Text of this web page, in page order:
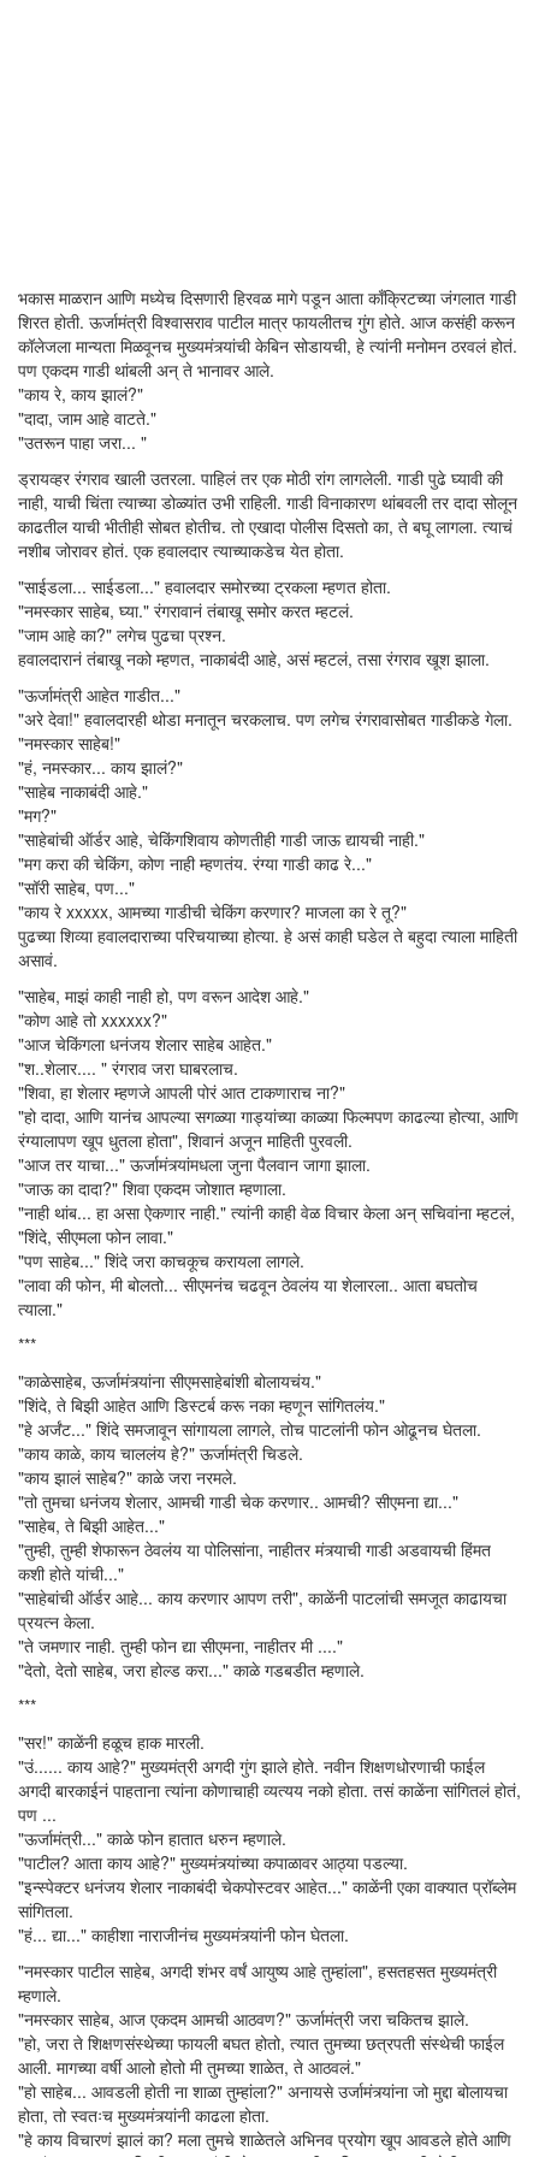
भकास माळरान आणि मध्येच दिसणारी हिरवळ मागे पडून आता काँक्रिटच्या जंगलात गाडी
शिरत होती. ऊर्जामंत्री विश्वासराव पाटील मात्र फायलीतच गुंग होते. आज कसंही करून
कॉलेजला मान्यता मिळवूनच मुख्यमंत्र्यांची केबिन सोडायची, हे त्यांनी मनोमन ठरवलं होतं.
पण एकदम गाडी थांबली अन् ते भानावर आले.
"काय रे, काय झालं?"
"दादा, जाम आहे वाटते."
"उतरून पाहा जरा... "
ड्रायव्हर रंगराव खाली उतरला. पाहिलं तर एक मोठी रांग लागलेली. गाडी पुढे घ्यावी की
नाही, याची चिंता त्याच्या डोळ्यांत उभी राहिली. गाडी विनाकारण थांबवली तर दादा सोलून
काढतील याची भीतीही सोबत होतीच. तो एखादा पोलीस दिसतो का, ते बघू लागला. त्याचं
नशीब जोरावर होतं. एक हवालदार त्याच्याकडेच येत होता.
"साईडला... साईडला..." हवालदार समोरच्या ट्रकला म्हणत होता.
"नमस्कार साहेब, घ्या." रंगरावानं तंबाखू समोर करत म्हटलं.
"जाम आहे का?" लगेच पुढचा प्रश्न.
हवालदारानं तंबाखू नको म्हणत, नाकाबंदी आहे, असं म्हटलं, तसा रंगराव खूश झाला.
"ऊर्जामंत्री आहेत गाडीत..."
"अरे देवा!" हवालदारही थोडा मनातून चरकलाच. पण लगेच रंगरावासोबत गाडीकडे गेला.
"नमस्कार साहेब!"
"हं, नमस्कार... काय झालं?"
"साहेब नाकाबंदी आहे."
"मग?"
"साहेबांची ऑर्डर आहे, चेकिंगशिवाय कोणतीही गाडी जाऊ द्यायची नाही."
"मग करा की चेकिंग, कोण नाही म्हणतंय. रंग्या गाडी काढ रे..."
"सॉरी साहेब, पण..."
"काय रे xxxxx, आमच्या गाडीची चेकिंग करणार? माजला का रे तू?"
पुढच्या शिव्या हवालदाराच्या परिचयाच्या होत्या. हे असं काही घडेल ते बहुदा त्याला माहिती
असावं.
"साहेब, माझं काही नाही हो, पण वरून आदेश आहे."
"कोण आहे तो xxxxxx?"
"आज चेकिंगला धनंजय शेलार साहेब आहेत."
"श..शेलार.... " रंगराव जरा घाबरलाच.
"शिवा, हा शेलार म्हणजे आपली पोरं आत टाकणाराच ना?"
"हो दादा, आणि यानंच आपल्या सगळ्या गाड्यांच्या काळ्या फिल्मपण काढल्या होत्या, आणि
रंग्यालापण खूप धुतला होता", शिवानं अजून माहिती पुरवली.
"आज तर याचा..." ऊर्जामंत्र्यांमधला जुना पैलवान जागा झाला.
"जाऊ का दादा?" शिवा एकदम जोशात म्हणाला.
"नाही थांब... हा असा ऐकणार नाही." त्यांनी काही वेळ विचार केला अन् सचिवांना म्हटलं,
"शिंदे, सीएमला फोन लावा."
"पण साहेब..." शिंदे जरा काचकूच करायला लागले.
"लावा की फोन, मी बोलतो... सीएमनंच चढवून ठेवलंय या शेलारला.. आता बघतोच
त्याला."
***
"काळेसाहेब, ऊर्जामंत्र्यांना सीएमसाहेबांशी बोलायचंय."
"शिंदे, ते बिझी आहेत आणि डिस्टर्ब करू नका म्हणून सांगितलंय."
"हे अर्जंट..." शिंदे समजावून सांगायला लागले, तोच पाटलांनी फोन ओढूनच घेतला.
"काय काळे, काय चाललंय हे?" ऊर्जामंत्री चिडले.
"काय झालं साहेब?" काळे जरा नरमले.
"तो तुमचा धनंजय शेलार, आमची गाडी चेक करणार.. आमची? सीएमना द्या..."
"साहेब, ते बिझी आहेत..."
"तुम्ही, तुम्ही शेफारून ठेवलंय या पोलिसांना, नाहीतर मंत्र्याची गाडी अडवायची हिंमत
कशी होते यांची..."
"साहेबांची ऑर्डर आहे... काय करणार आपण तरी", काळेंनी पाटलांची समजूत काढायचा
प्रयत्न केला.
"ते जमणार नाही. तुम्ही फोन द्या सीएमना, नाहीतर मी ...."
"देतो, देतो साहेब, जरा होल्ड करा..." काळे गडबडीत म्हणाले.
***
"सर!" काळेंनी हळूच हाक मारली.
"उं...... काय आहे?" मुख्यमंत्री अगदी गुंग झाले होते. नवीन शिक्षणधोरणाची फाईल
अगदी बारकाईनं पाहताना त्यांना कोणाचाही व्यत्यय नको होता. तसं काळेंना सांगितलं होतं,
पण ...
"ऊर्जामंत्री..." काळे फोन हातात धरुन म्हणाले.
"पाटील? आता काय आहे?" मुख्यमंत्र्यांच्या कपाळावर आठ्या पडल्या.
"इन्स्पेक्टर धनंजय शेलार नाकाबंदी चेकपोस्टवर आहेत..." काळेंनी एका वाक्यात प्रॉब्लेम
सांगितला.
"हं... द्या..." काहीशा नाराजीनंच मुख्यमंत्र्यांनी फोन घेतला.
"नमस्कार पाटील साहेब, अगदी शंभर वर्षं आयुष्य आहे तुम्हांला", हसतहसत मुख्यमंत्री
म्हणाले.
"नमस्कार साहेब, आज एकदम आमची आठवण?" ऊर्जामंत्री जरा चकितच झाले.
"हो, जरा ते शिक्षणसंस्थेच्या फायली बघत होतो, त्यात तुमच्या छत्रपती संस्थेची फाईल
आली. मागच्या वर्षी आलो होतो मी तुमच्या शाळेत, ते आठवलं."
"हो साहेब... आवडली होती ना शाळा तुम्हांला?" अनायसे उर्जामंत्र्यांना जो मुद्दा बोलायचा
होता, तो स्वतःच मुख्यमंत्र्यांनी काढला होता.
"हे काय विचारणं झालं का? मला तुमचे शाळेतले अभिनव प्रयोग खूप आवडले होते आणि